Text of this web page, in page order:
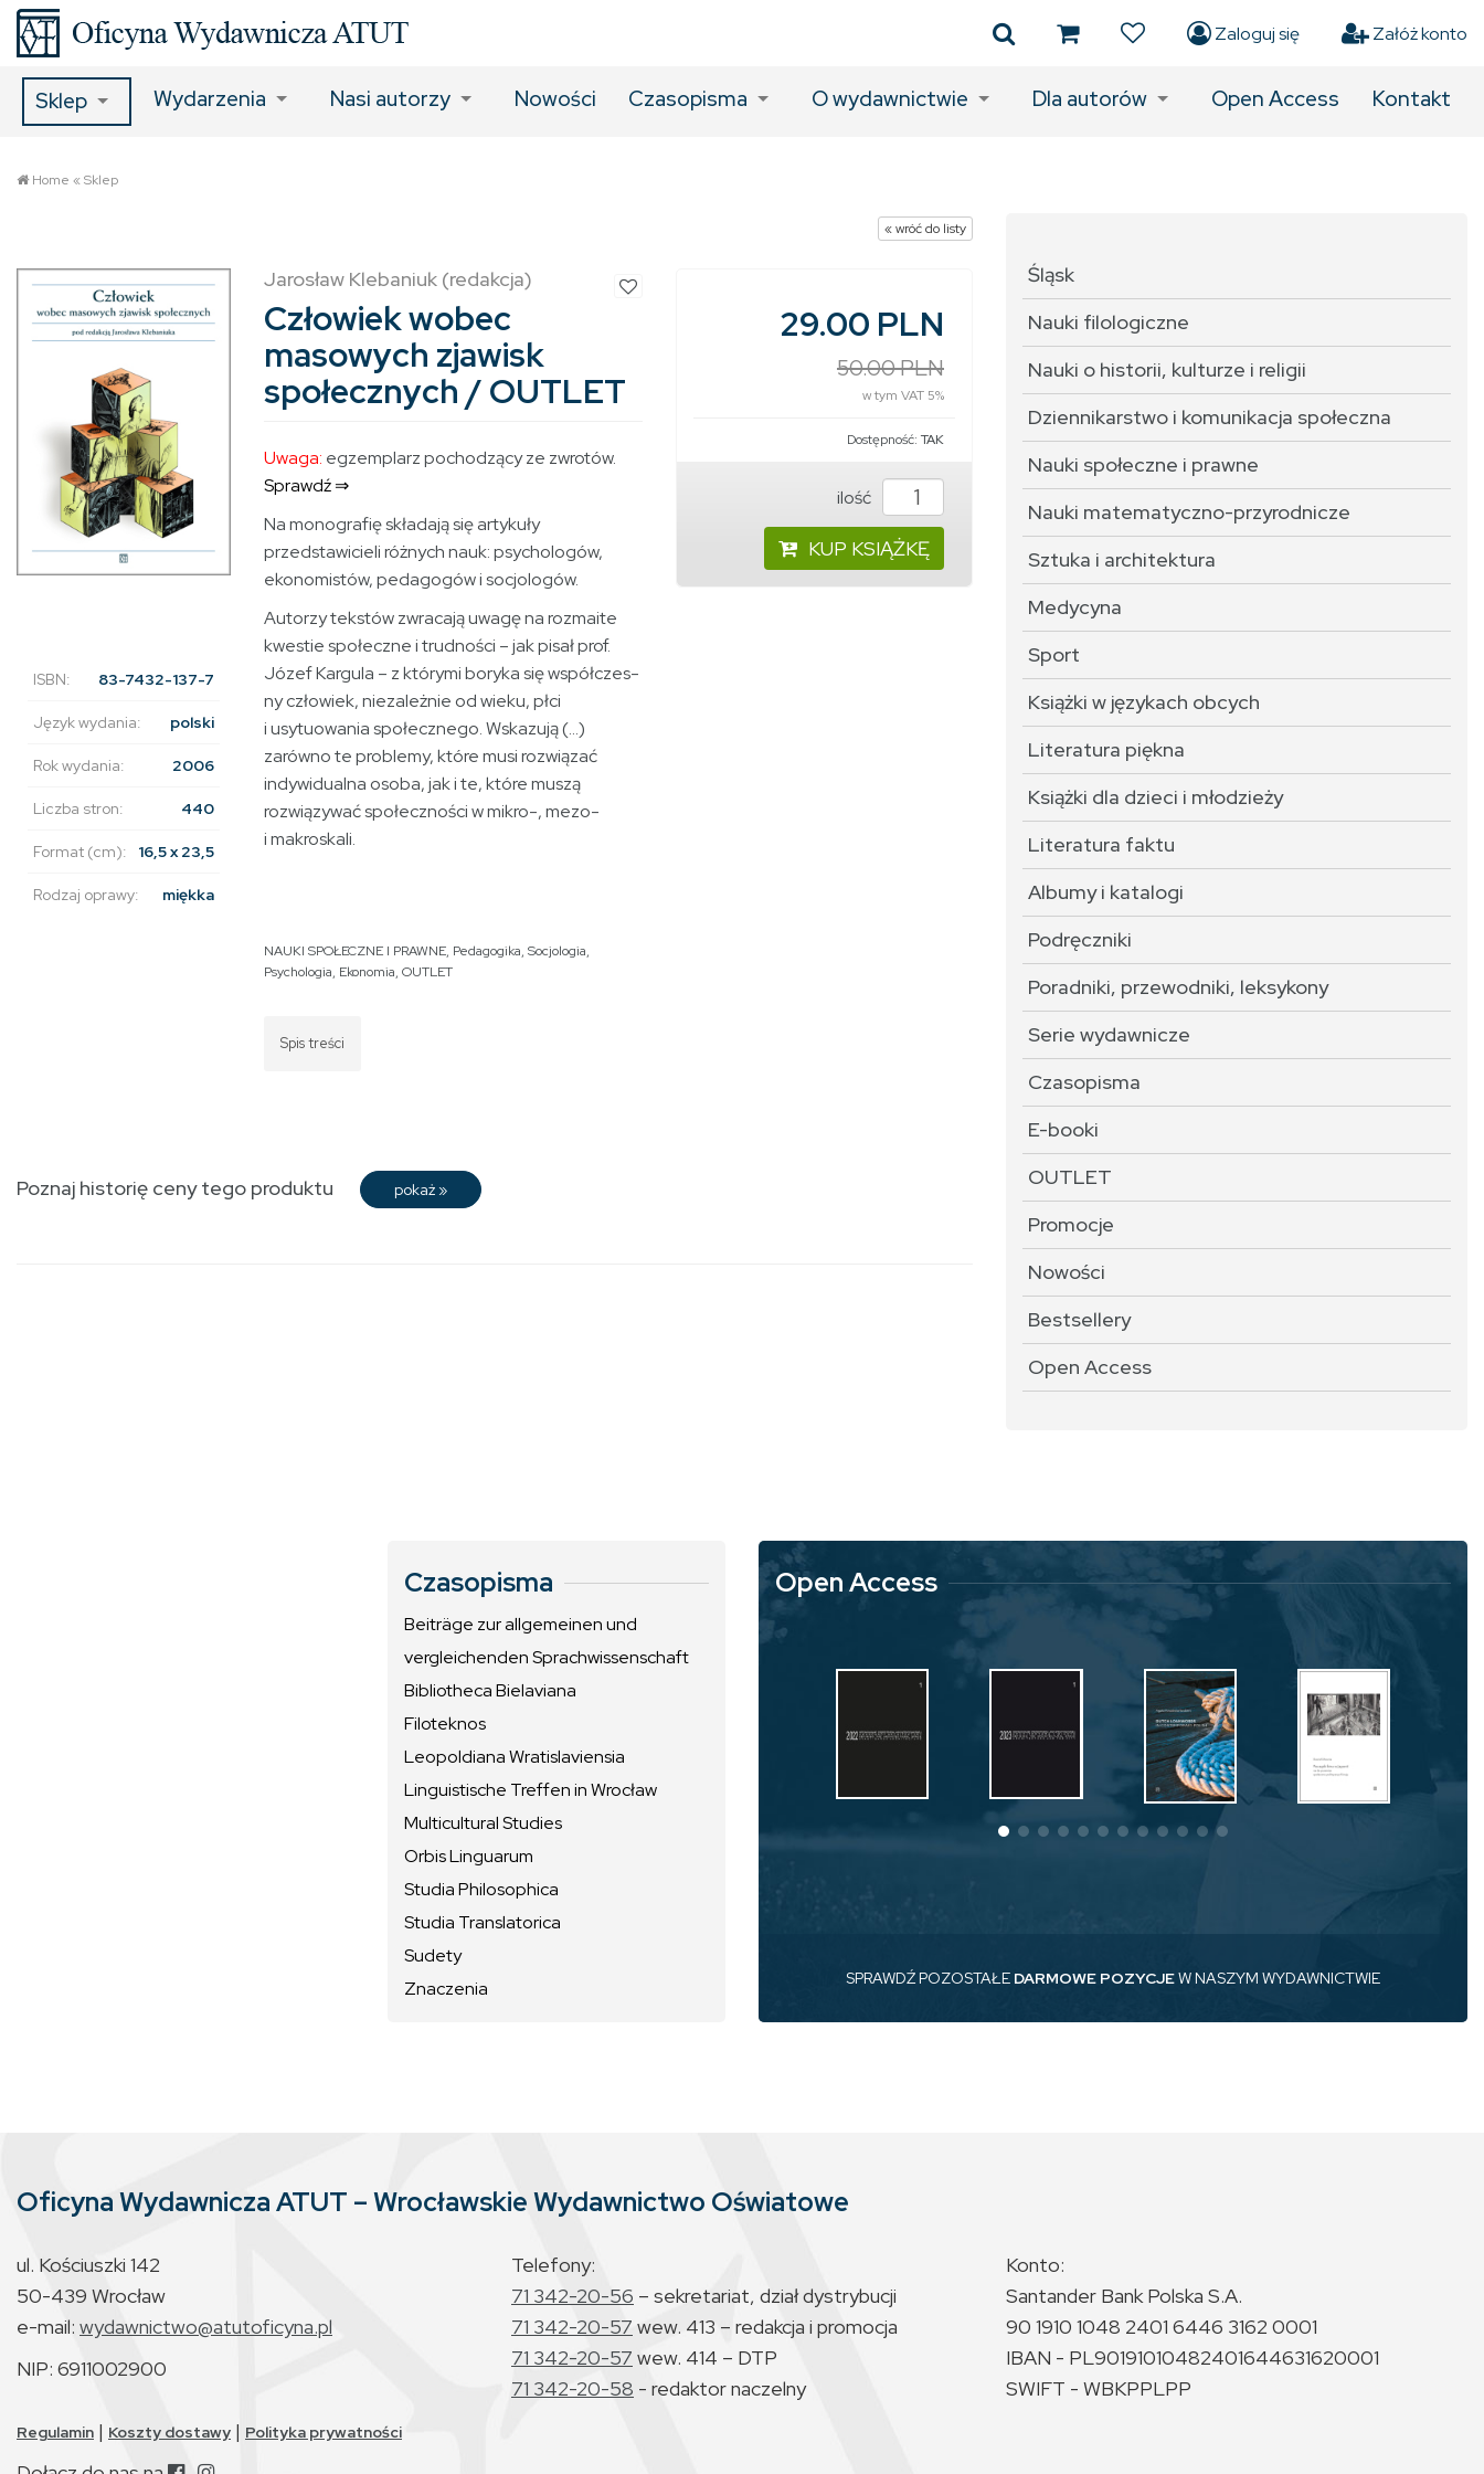
Zaloguj się Załóż konto
Sklep Wydarzenia Nasi autorzy Nowości Czasopisma O wydawnictwie Dla autorów Open Access Kontakt
Home «Sklep
« wróć do listy
ISBN: 83-7432-137-7
Język wydania: polski
Rok wydania: 2006
Liczba stron: 440
Format (cm): 16,5 x 23,5
Rodzaj oprawy: miękka
Jarosław Klebaniuk (redakcja)
Człowiek wobec
masowych zjawisk
społecznych / OUTLET
Uwaga: egzemplarz pochodzący ze zwrotów.
Sprawdź ⇒
Na monografię składają się artykuły
przedstawicieli różnych nauk: psychologów,
ekonomistów, pedago­gów i socjologów.
Autorzy tekstów zwracają uwagę na rozmaite
kwestie społeczne i trudności – jak pisał prof.
Józef Kargula – z którymi boryka się współczes­
ny człowiek, niezależnie od wieku, płci
i usytuowania społecznego. Wskazują (...)
zarówno te problemy, które musi rozwiązać
indywidualna osoba, jak i te, które muszą
rozwiązywać społeczności w mikro-, mezo-
i makroskali.
NAUKI SPOŁECZNE I PRAWNE, Pedagogika, Socjologia,
Psychologia, Ekonomia, OUTLET
Spis treści
29.00 PLN
50.00 PLN
w tym VAT 5%
Dostępność: TAK
ilość
KUP KSIĄŻKĘ
Poznaj historię ceny tego produktu pokaż »
Śląsk
Nauki filologiczne
Nauki o historii, kulturze i religii
Dziennikarstwo i komunikacja społeczna
Nauki społeczne i prawne
Nauki matematyczno-przyrodnicze
Sztuka i architektura
Medycyna
Sport
Książki w językach obcych
Literatura piękna
Książki dla dzieci i młodzieży
Literatura faktu
Albumy i katalogi
Podręczniki
Poradniki, przewodniki, leksykony
Serie wydawnicze
Czasopisma
E-booki
OUTLET
Promocje
Nowości
Bestsellery
Open Access
Czasopisma
Beiträge zur allgemeinen und
vergleichenden Sprachwissenschaft
Bibliotheca Bielaviana
Filoteknos
Leopoldiana Wratislaviensia
Linguistische Treffen in Wrocław
Multicultural Studies
Orbis Linguarum
Studia Philosophica
Studia Translatorica
Sudety
Znaczenia
Open Access
SPRAWDŹ POZOSTAŁE DARMOWE POZYCJEW NASZYM WYDAWNICTWIE
Oficyna Wydawnicza ATUT – Wrocławskie Wydawnictwo Oświatowe
ul. Kościuszki 142
50-439 Wrocław
e-mail: wydawnictwo@atutoficyna.pl
NIP: 6911002900
Telefony:
71 342-20-56 – sekretariat, dział dystrybucji
71 342-20-57 wew. 413 – redakcja i promocja
71 342-20-57 wew. 414 – DTP
71 342-20-58 - redaktor naczelny
Konto:
Santander Bank Polska S.A.
90 1910 1048 2401 6446 3162 0001
IBAN - PL90191010482401644631620001
SWIFT - WBKPPLPP
Regulamin | Koszty dostawy | Polityka prywatności